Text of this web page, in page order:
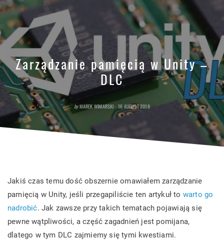
Zarządzanie pamięcią w Unity –
DLC
byMAREK WINIARSKI POSTED
ON
16 AUGUST 2018
Jakiś czas temu dość obszernie omawiałem zarządzanie
pamięcią w Unity, jeśli przegapiliście ten artykuł to warto go
nadrobić. Jak zawsze przy takich tematach pojawiają się
pewne wątpliwości, a część zagadnień jest pomijana,
dlatego w tym DLC zajmiemy się tymi kwestiami.